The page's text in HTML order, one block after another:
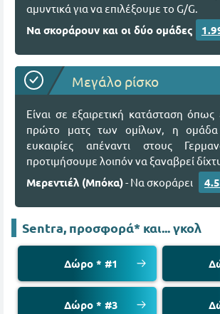
αμυντικά για να επιλέξουμε το G/G.
Να σκοράρουν και οι δύο ομάδες
Μεγάλο ρίσκο
Είναι σε εξαιρετική κατάσταση όπως
πρώτο ματς των ομίλων, η
ευκαιρίες απέναντι στους
προτιμήσουμε λοιπόν να ξαναβρεί
Μερεντιέλ (Μπόκα)- Να σκοράρει
Sentra, προσφορά* και... γκολ
Δώρο * #1
Δώρο * #3